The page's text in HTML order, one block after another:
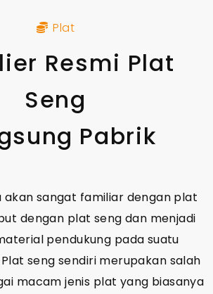
Plat
Resmi Plat
Seng
Pabrik
akan sangat familiar dengan plat
dengan plat seng dan menjadi
pendukung pada suatu
seng sendiri merupakan salah
macam jenis plat yang biasanya